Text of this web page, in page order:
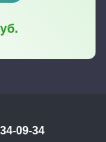
09-34